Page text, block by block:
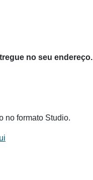
no seu endereço.
no formato Studio.